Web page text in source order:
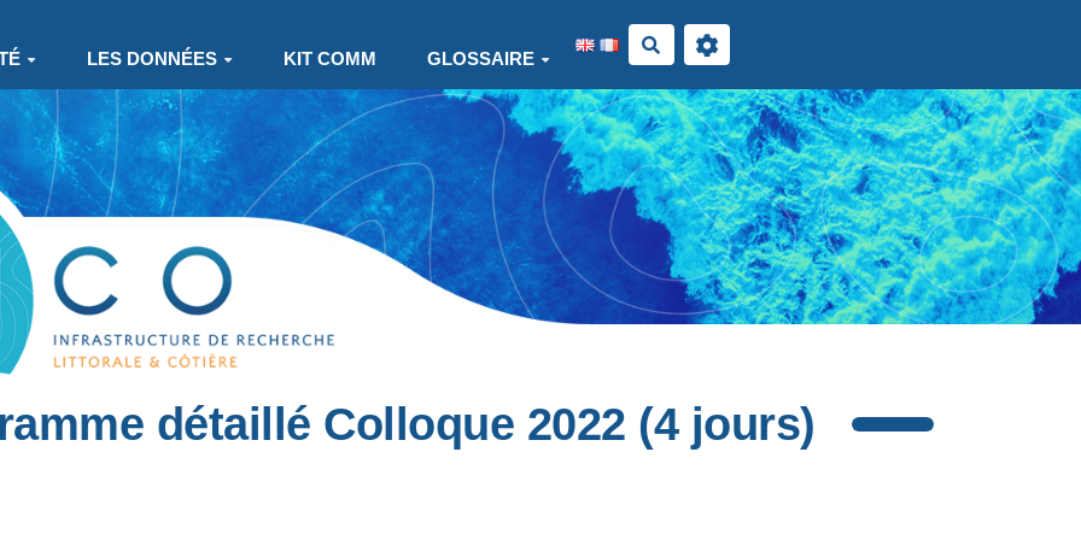
LES DONNÉES KIT COMM GLOSSAIRE
Rechercher
détaillé Colloque 2022 (4 jours)